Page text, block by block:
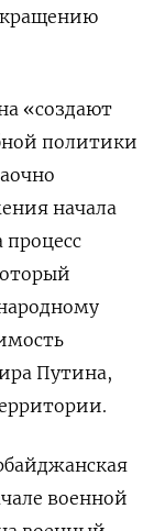
«создают
политики
начала
Путина,
военной